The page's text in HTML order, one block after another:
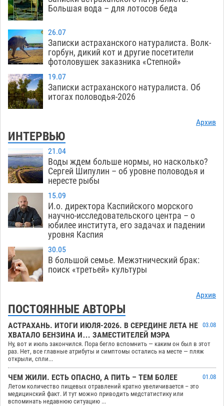
Большая вода – для лотосов беда
26.07
Записки астраханского натуралиста. Волк-
горбун, дикий кот и другие посетители
фотоловушек заказника «Степной»
19.07
Записки астраханского натуралиста. Об
итогах половодья-2026
Архив
ИНТЕРВЬЮ
21.04
Воды ждем больше нормы, но насколько?
Сергей Шипулин – об уровне половодья и
нересте рыбы
15.09
И.о. директора Каспийского морского
научно-исследовательского центра – о
юбилее института, его задачах и падении
уровня Каспия
30.05
В большой семье. Межэтнический брак:
поиск «третьей» культуры
Архив
ПОСТОЯННЫЕ АВТОРЫ
АСТРАХАНЬ. ИТОГИ ИЮЛЯ-2026. В СЕРЕДИНЕ ЛЕТА НЕ
ХВАТАЛО БЕНЗИНА И… ЗАМЕСТИТЕЛЕЙ МЭРА
03.08
Ну, вот и июль закончился. Пора бегло вспомнить — каким он был в этот
раз. Нет, все главные атрибуты и симптомы остались на месте — пляж
открыли, спли...
ЧЕМ ЖИЛИ. ЕСТЬ ОПАСНО, А ПИТЬ – ТЕМ БОЛЕЕ
01.08
Летом количество пищевых отравлений кратно увеличивается – это
медицинский факт. И тут можно приводить медстатистику или
вспоминать недавнюю ситуацию ...